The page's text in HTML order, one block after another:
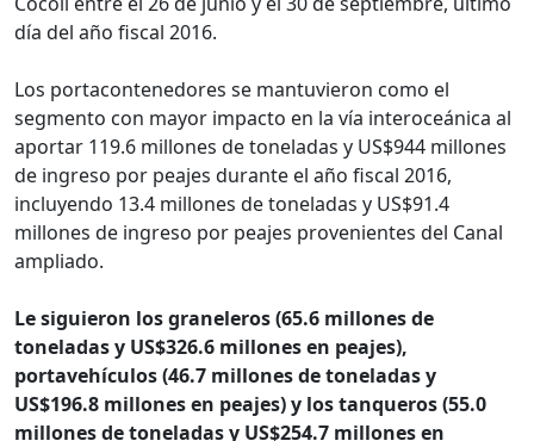
día del año fiscal 2016.
Los portacontenedores se mantuvieron como el
segmento con mayor impacto en la vía interoceánica al
aportar 119.6 millones de toneladas y US$944 millones
de ingreso por peajes durante el año fiscal 2016,
incluyendo 13.4 millones de toneladas y US$91.4
millones de ingreso por peajes provenientes del Canal
ampliado.
Le siguieron los graneleros (65.6 millones de
toneladas y US$326.6 millones en peajes),
portavehículos (46.7 millones de toneladas y
US$196.8 millones en peajes) y los tanqueros (55.0
millones de toneladas y US$254.7 millones en